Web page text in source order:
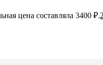
цена составляла 3400 ₽.